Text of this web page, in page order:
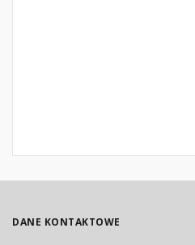
DANE KONTAKTOWE